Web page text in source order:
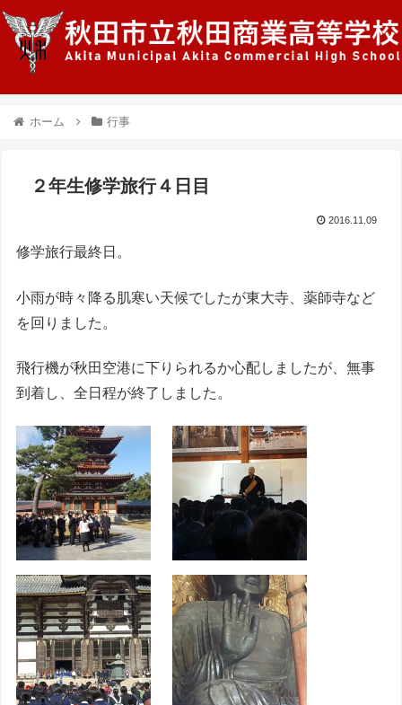
ホーム 行事
２年生修学旅行４日目
2016.11.09
修学旅行最終日。
小雨が時々降る肌寒い天候でしたが東大寺、薬師寺など
を回りました。
飛行機が秋田空港に下りられるか心配しましたが、無事
到着し、全日程が終了しました。